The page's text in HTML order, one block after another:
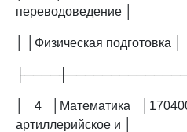
переводоведение │
│ │Физическая подготовка │
│ 4 │Математика
артиллерийское и │